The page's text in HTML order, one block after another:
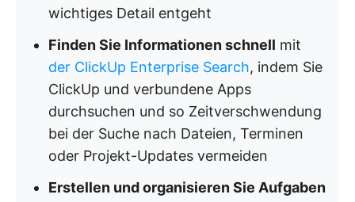
wichtiges Detail entgeht
Finden Sie Informationen schnell mit
der ClickUp Enterprise Search, indem Sie
ClickUp und verbundene Apps
durchsuchen und so Zeitverschwendung
bei der Suche nach Dateien, Terminen
oder Projekt-Updates vermeiden
Erstellen und organisieren Sie Aufgaben